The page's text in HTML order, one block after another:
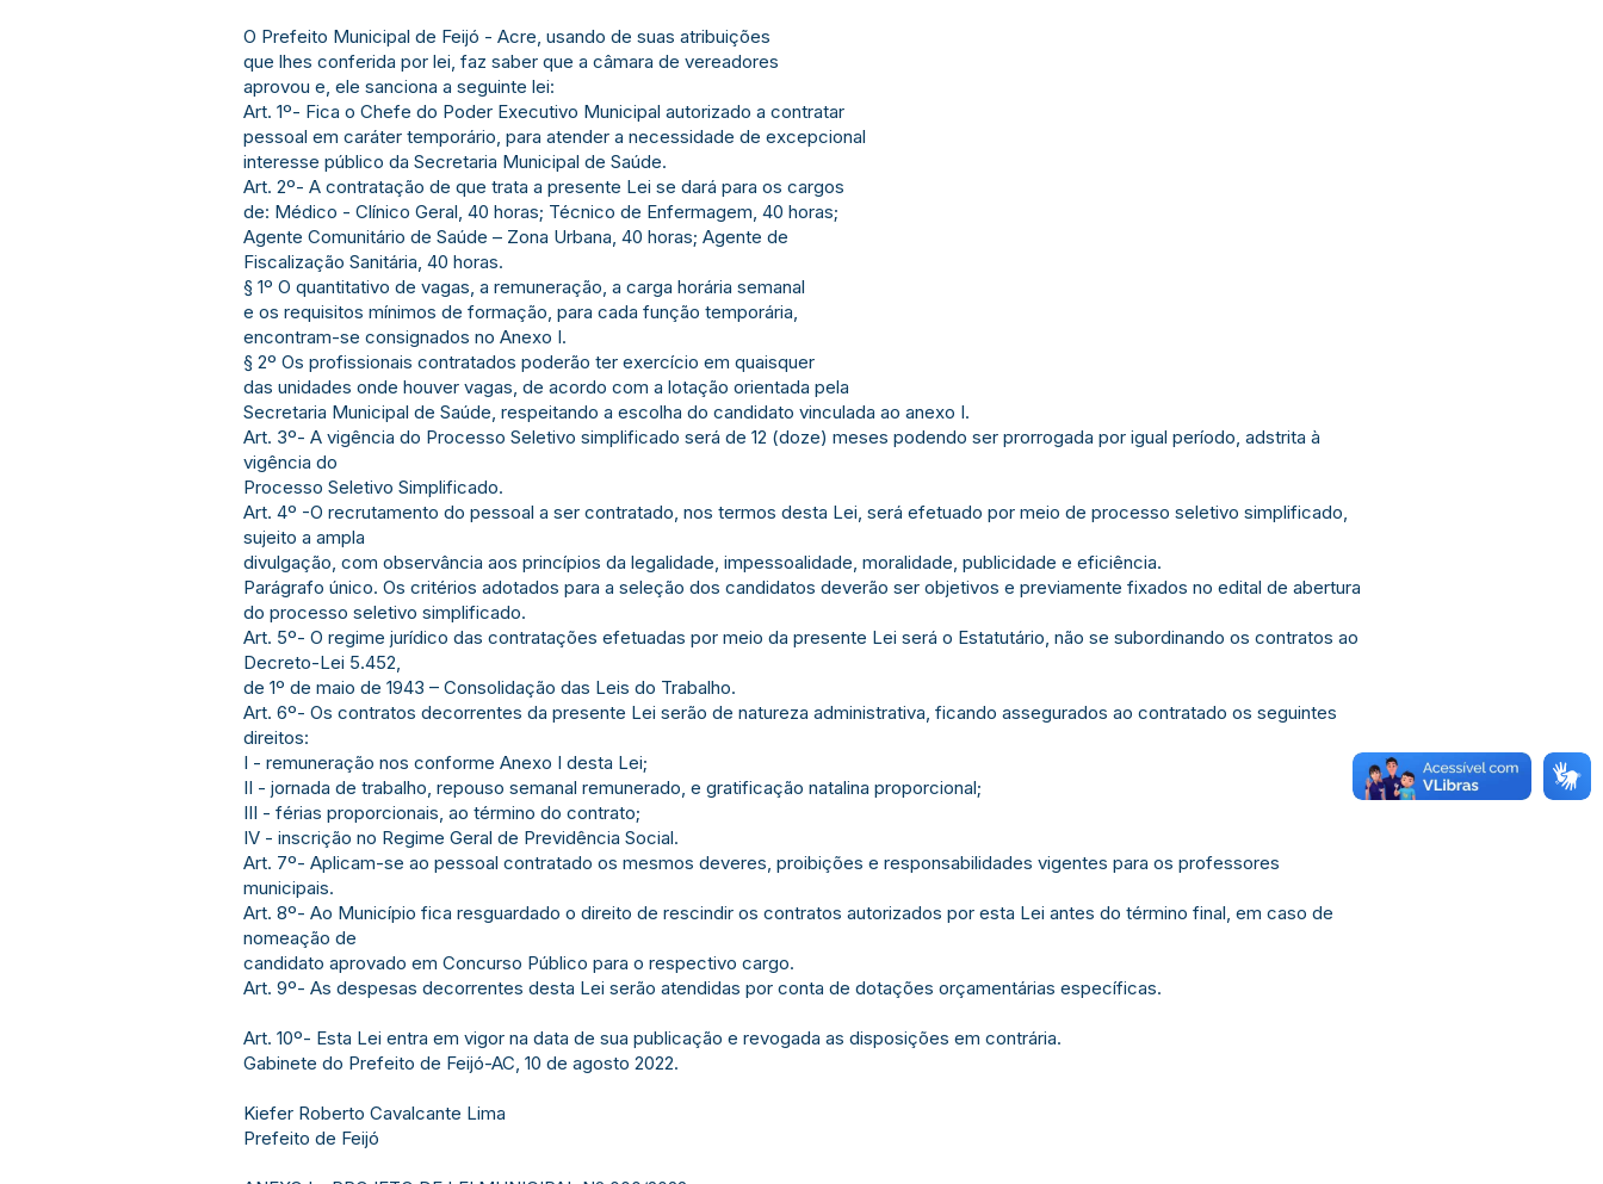
O Prefeito Municipal de Feijó - Acre, usando de suas atribuições
que lhes conferida por lei, faz saber que a câmara de vereadores
aprovou e, ele sanciona a seguinte lei:
Art. 1º- Fica o Chefe do Poder Executivo Municipal autorizado a contratar
pessoal em caráter temporário, para atender a necessidade de excepcional
interesse público da Secretaria Municipal de Saúde.
Art. 2º- A contratação de que trata a presente Lei se dará para os cargos
de: Médico - Clínico Geral, 40 horas; Técnico de Enfermagem, 40 horas;
Agente Comunitário de Saúde – Zona Urbana, 40 horas; Agente de
Fiscalização Sanitária, 40 horas.
§ 1º O quantitativo de vagas, a remuneração, a carga horária semanal
e os requisitos mínimos de formação, para cada função temporária,
encontram-se consignados no Anexo I.
§ 2º Os profissionais contratados poderão ter exercício em quaisquer
das unidades onde houver vagas, de acordo com a lotação orientada pela
Secretaria Municipal de Saúde, respeitando a escolha do candidato vinculada ao anexo I.
Art. 3º- A vigência do Processo Seletivo simplificado será de 12 (doze) meses podendo ser prorrogada por igual período, adstrita à
vigência do
Processo Seletivo Simplificado.
Art. 4º -O recrutamento do pessoal a ser contratado, nos termos desta Lei, será efetuado por meio de processo seletivo simplificado,
sujeito a ampla
divulgação, com observância aos princípios da legalidade, impessoalidade, moralidade, publicidade e eficiência.
Parágrafo único. Os critérios adotados para a seleção dos candidatos deverão ser objetivos e previamente fixados no edital de abertura
do processo seletivo simplificado.
Art. 5º- O regime jurídico das contratações efetuadas por meio da presente Lei será o Estatutário, não se subordinando os contratos ao
Decreto-Lei 5.452,
de 1º de maio de 1943 – Consolidação das Leis do Trabalho.
Art. 6º- Os contratos decorrentes da presente Lei serão de natureza administrativa, ficando assegurados ao contratado os seguintes
direitos:
I - remuneração nos conforme Anexo I desta Lei;
II - jornada de trabalho, repouso semanal remunerado, e gratificação natalina proporcional;
III - férias proporcionais, ao término do contrato;
IV - inscrição no Regime Geral de Previdência Social.
Art. 7º- Aplicam-se ao pessoal contratado os mesmos deveres, proibições e responsabilidades vigentes para os professores
municipais.
Art. 8º- Ao Município fica resguardado o direito de rescindir os contratos autorizados por esta Lei antes do término final, em caso de
nomeação de
candidato aprovado em Concurso Público para o respectivo cargo.
Art. 9º- As despesas decorrentes desta Lei serão atendidas por conta de dotações orçamentárias específicas.
Art. 10º- Esta Lei entra em vigor na data de sua publicação e revogada as disposições em contrária.
Gabinete do Prefeito de Feijó-AC, 10 de agosto 2022.
Kiefer Roberto Cavalcante Lima
Prefeito de Feijó